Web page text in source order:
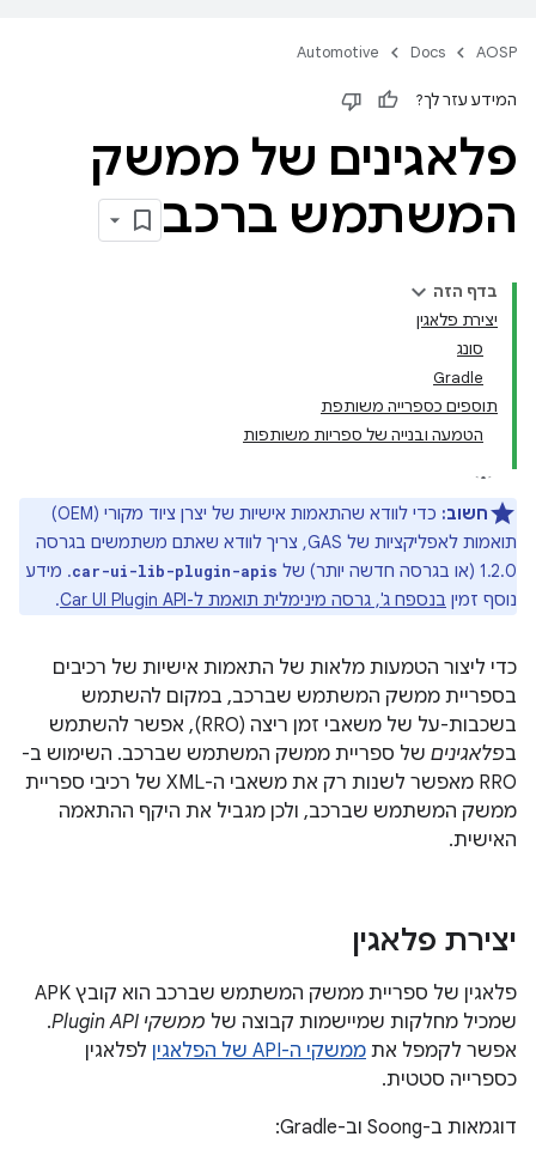
AOSP
Docs
Automotive
המידע עזר לך?
פלאגינים של ממשק
המשתמש ברכב
בדף הזה
יצירת פלאגין
סונג
Gradle
תוספים כספרייה משותפת
הטמעה ובנייה של ספריות משותפות
חשוב:
כדי לוודא שהתאמות אישיות של יצרן ציוד מקורי (OEM)
תואמות לאפליקציות של GAS, צריך לוודא שאתם משתמשים בגרסה
1.2.0 (או בגרסה חדשה יותר) של
car-ui-lib-plugin-apis. מידע
נוסף זמין בנספח ג', גרסה מינימלית תואמת ל-Car UI Plugin API .
כדי ליצור הטמעות מלאות של התאמות אישיות של רכיבים
בספריית ממשק המשתמש שברכב, במקום להשתמש
בשכבות-על של משאבי זמן ריצה (RRO), אפשר להשתמש
בפלאגינים של ספריית ממשק המשתמש שברכב. השימוש ב-
RRO מאפשר לשנות רק את משאבי ה-XML של רכיבי ספריית
ממשק המשתמש שברכב, ולכן מגביל את היקף ההתאמה
האישית.
יצירת פלאגין
פלאגין של ספריית ממשק המשתמש שברכב הוא קובץ APK
שמכיל מחלקות שמיישמות קבוצה של ממשקי Plugin API
.
אפשר לקמפל את ממשקי ה-API של הפלאגין
לפלאגין
כספרייה סטטית.
דוגמאות ב-Soong וב-Gradle: